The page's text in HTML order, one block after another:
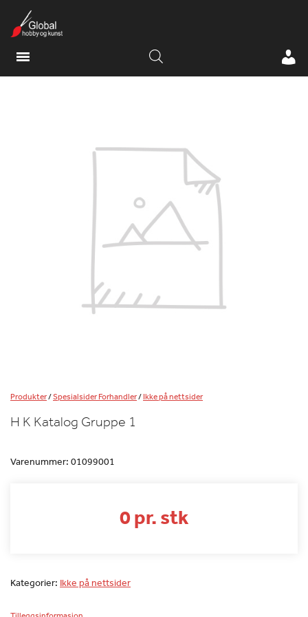
Produkter/Spesialsider Forhandler/Ikke på nettsider
H K Katalog Gruppe 1
Varenummer: 01099001
0 pr. stk
Kategorier: Ikke på nettsider